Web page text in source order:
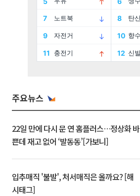
주요뉴스
22일 만에 다시 문 연 홈플러스…정상화 바
쁜데 재고 없어 ‘발동동’[가보니]
입추매직 '불발', 처서매직은 올까요? [해
시태그]